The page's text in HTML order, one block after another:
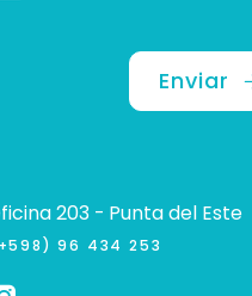
Enviar
203 - Punta del Este
96 434 253